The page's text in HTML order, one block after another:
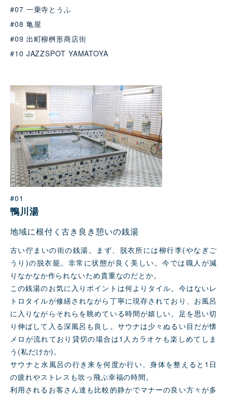
#07 一乗寺とうふ
#08 ⻲屋
#09 出町柳桝形商店街
#10 JAZZSPOT YAMATOYA
#01
鴨川湯
地域に根付く古き良き憩いの銭湯
古い佇まいの街の銭湯。まず、脱衣所には柳行李(やなぎご
うり)の脱衣籠。非常に状態が良く美しい。今では職人が減
りなかなか作られないため貴重なのだとか。
この銭湯のお気に入りポイントは何よりタイル。今はないレ
トロタイルが修繕されながら丁寧に現存されており、お風呂
に入りながらそれらを眺めている時間が嬉しい。足を思い切
り伸ばして入る深風呂も良し。サウナは少々ぬるい目だが懐
メロが流れており貸切の場合は1人カラオケも楽しめてしま
う(私だけか)。
サウナと水風呂の行き来を何度か行い、身体を整えると1日
の疲れやストレスも吹っ飛ぶ幸福の時間。
利用されるお客さん達も比較的静かでマナーの良い方々が多